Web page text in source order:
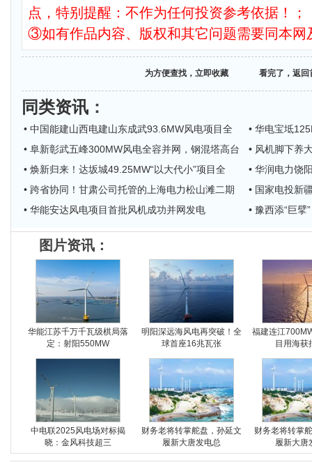
点，特别提醒：不作为任何投资参考依据！；
③如有作品内容、版权和其它问题需要同本网
为方便查找，立即收藏 看完了，返回
同类资讯 ：
• 中国能建山西电建山东成武93.6MW风电项目全
• 华电宝坻
• 阜新彰武五峰300MW风电全容并网，钢混塔高台
• 风机脚下养
• 焕新归来！达坂城49.25MW“以大代小”项目全
• 华润电力饶
• 跨省协同！甘肃公司托管的上海电力松山滩二期
• 国家电投新
• 华能安达风电项目首批风机成功并网发电
• 豫西添“巨
图片资讯：
华能江苏千万千瓦级棋局落
定：射阳550MW
明阳深远海风电再突破！全
球首座16兆瓦张
福建连江
目用海获
中电联2025风电场对标揭
晓：金风科技超三
财务老将转掌舵盘，孙延文
履新大唐发电总
财务老将转掌
履新大唐